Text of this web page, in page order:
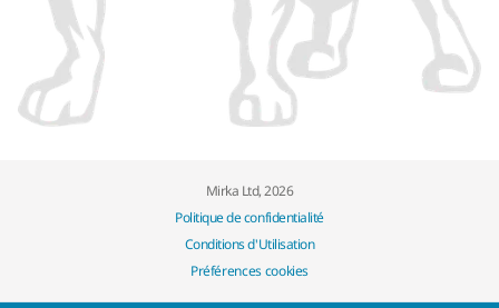
Mirka Ltd, 2026
Politique de confidentialité
Conditions d'Utilisation
Préférences cookies